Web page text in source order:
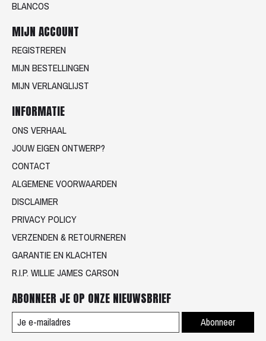
BLANCOS
MIJN ACCOUNT
REGISTREREN
MIJN BESTELLINGEN
MIJN VERLANGLIJST
INFORMATIE
ONS VERHAAL
JOUW EIGEN ONTWERP?
CONTACT
ALGEMENE VOORWAARDEN
DISCLAIMER
PRIVACY POLICY
VERZENDEN & RETOURNEREN
GARANTIE EN KLACHTEN
R.I.P. WILLIE JAMES CARSON
ABONNEER JE OP ONZE NIEUWSBRIEF
Abonneer